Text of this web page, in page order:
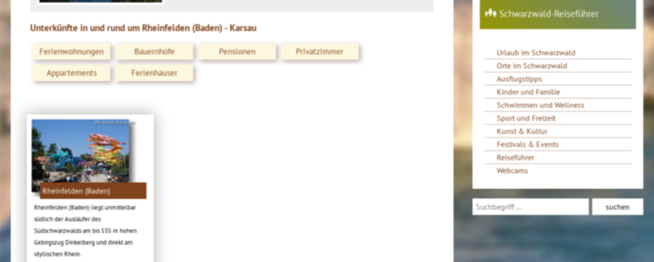
Unterkünfte in und rund um Rheinfelden (Baden) - Karsau
Ferienwohnungen Bauernhöfe Pensionen
Privatzimmer
Appartements
Ferienhäuser
Bild: ©Stadt_Rheinfelden
Rheinfelden (Baden)
Rheinfelden (Baden) liegt unmittelbar
südlich der Ausläufer des
Südschwarzwalds am bis 535 m hohen
Gebirgszug Dinkelberg und direkt am
idyllischen Rhein.
Schwarzwald-Reiseführer
Urlaub im Schwarzwald
Orte im Schwarzwald
Ausflugstipps
Kinder und Familie
Schwimmen und Wellness
Sport und Freizeit
Kunst & Kultur
Festivals & Events
Reiseführer
Webcams